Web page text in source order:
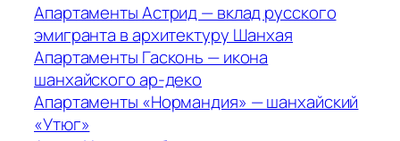
Апартаменты Астрид — вклад русского
эмигранта в архитектуру Шанхая
Апартаменты Гасконь — икона
шанхайского ар-деко
Апартаменты «Нормандия» — шанхайский
«Утюг»